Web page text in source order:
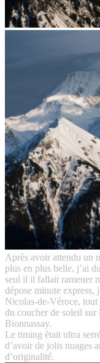
Après avoir attendu un
plus en plus belle, j’ai
seul il il fallait ramener
dépose minute express,
Nicolas-de-Véroce, tout
du coucher de soleil
Bionnassay.
Le timing était ultra
d’avoir de jolis nuages
d’originalité.